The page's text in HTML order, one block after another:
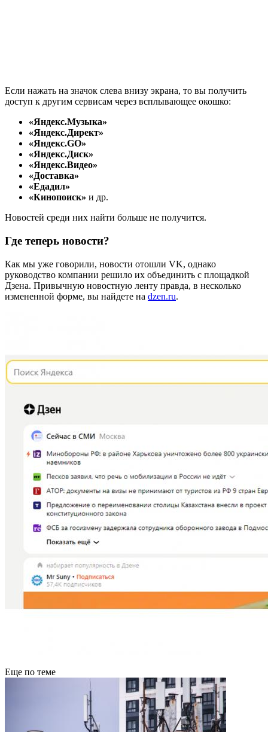
Если нажать на значок слева внизу экрана, то вы получить
доступ к другим сервисам через всплывающее окошко:
«Яндекс.Музыка»
«Яндекс.Директ»
«Яндекс.GO»
«Яндекс.Диск»
«Яндекс.Видео»
«Доставка»
«Едадил»
«Кинопоиск» и др.
Новостей среди них найти больше не получится.
Где теперь новости?
Как мы уже говорили, новости отошли VK, однако
руководство компании решило их объединить с площадкой
Дзена. Привычную новостную ленту правда, в несколько
измененной форме, вы найдете на dzen.ru.
Еще по теме